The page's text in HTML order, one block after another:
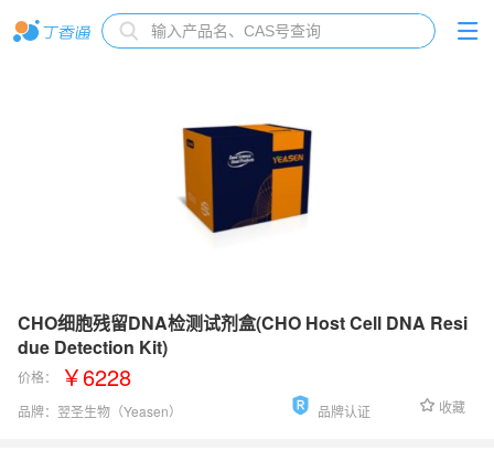
CHO细胞残留DNA检测试剂盒(CHO Host Cell DNA Resi
due Detection Kit)
价格： ￥6228
品牌： 翌圣生物（Yeasen） 品牌认证 收藏